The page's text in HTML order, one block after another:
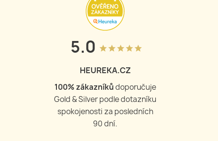
5.0 grade grade grade grade grade
HEUREKA.CZ
100% zákazníkůdoporučuje
Gold & Silver podle dotazníku
spokojenosti za posledních
90 dní.